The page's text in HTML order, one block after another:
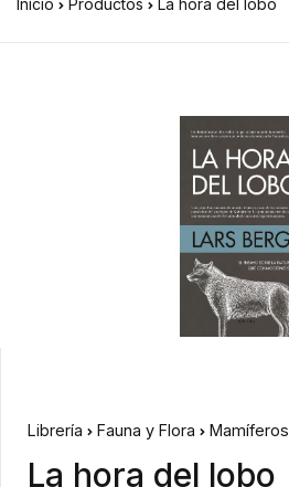
Inicio Productos La hora del lobo
Librería Fauna y Flora Mamíferos
La hora del lobo